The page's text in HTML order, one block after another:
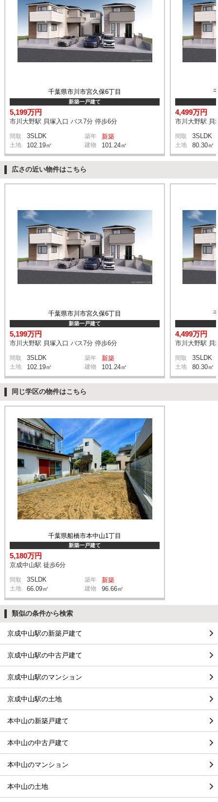
千葉県市川市宮久保6丁目
新築一戸建て
5,199万円
市川大野駅 貝塚入口 バス7分 停歩6分
間取 3SLDK 築年 新築
土地 102.19㎡ 建物 101.24㎡
4,499万円
市川大野駅 貝
間取 3SLDK
土地 80.30㎡
広さの近い物件はこちら
千葉県市川市宮久保6丁目
新築一戸建て
5,199万円
市川大野駅 貝塚入口 バス7分 停歩6分
間取 3SLDK 築年 新築
土地 102.19㎡ 建物 101.24㎡
4,499万円
市川大野駅 貝
間取 3SLDK
土地 80.30㎡
同じ学区の物件はこちら
千葉県船橋市本中山1丁目
新築一戸建て
5,180万円
京成中山駅 徒歩6分
間取 3SLDK 築年 新築
土地 66.09㎡ 建物 96.66㎡
類似の条件から検索
京成中山駅の新築戸建て
京成中山駅の中古戸建て
京成中山駅のマンション
京成中山駅の土地
本中山の新築戸建て
本中山の中古戸建て
本中山のマンション
本中山の土地